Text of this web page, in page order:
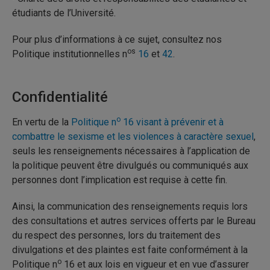
étudiants de l’Université.
Pour plus d’informations à ce sujet, consultez nos
Politique institutionnelles nos 16 et 42.
Confidentialité
En vertu de la Politique no 16 visant à prévenir et à
combattre le sexisme et les violences à caractère sexuel,
seuls les renseignements nécessaires à l’application de
la politique peuvent être divulgués ou communiqués aux
personnes dont l’implication est requise à cette fin.
Ainsi, la communication des renseignements requis lors
des consultations et autres services offerts par le Bureau
du respect des personnes, lors du traitement des
divulgations et des plaintes est faite conformément à la
Politique no 16 et aux lois en vigueur et en vue d’assurer